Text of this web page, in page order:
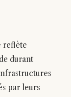
reflète
durant
par leurs